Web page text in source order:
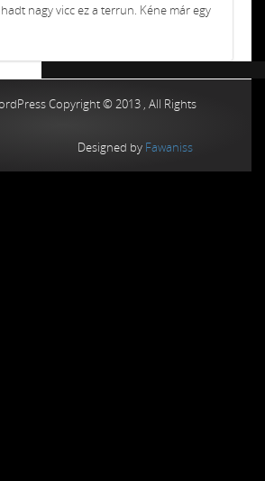
nagy vicc ez a terrun. Kéne már egy
Copyright © 2013 , All Rights
Designed by Fawaniss